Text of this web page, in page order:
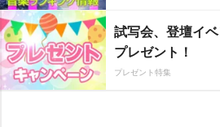
試写会、登壇イ
プレゼント！
プレゼント特集